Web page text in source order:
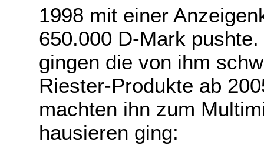
1998 mit einer
650.000 D-Mark
gingen die von ihm
Riester-Produkte ab
machten ihn zum
hausieren ging: